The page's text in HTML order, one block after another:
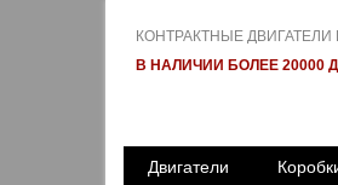
КОНТРАКТНЫЕ
В НАЛИЧИИ БОЛЕЕ 20000
Двигатели